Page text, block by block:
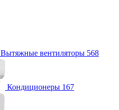
Вытяжные вентиляторы 568
Кондиционеры 167